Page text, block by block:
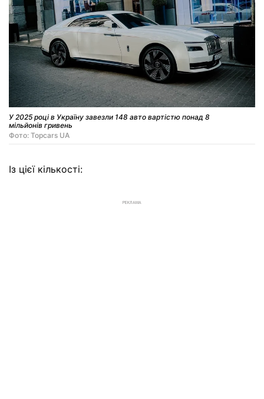
У 2025 році в Україну завезли 148 авто вартістю понад 8
мільйонів гривень
Фото: Topcars UA
Із цієї кількості:
РЕКЛАМА